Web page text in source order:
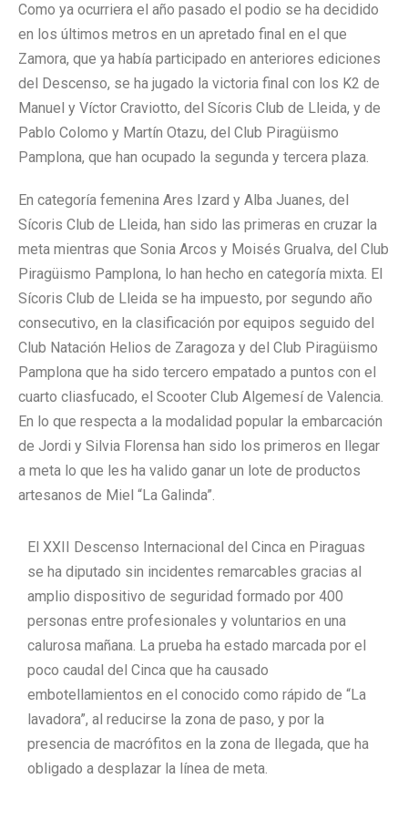
Como ya ocurriera el año pasado el podio se ha decidido
en los últimos metros en un apretado final en el que
Zamora, que ya había participado en anteriores ediciones
del Descenso, se ha jugado la victoria final con los K2 de
Manuel y Víctor Craviotto, del Sícoris Club de Lleida, y de
Pablo Colomo y Martín Otazu, del Club Piragüismo
Pamplona, que han ocupado la segunda y tercera plaza.
En categoría femenina Ares Izard y Alba Juanes, del
Sícoris Club de Lleida, han sido las primeras en cruzar la
meta mientras que Sonia Arcos y Moisés Grualva, del Club
Piragüismo Pamplona, lo han hecho en categoría mixta. El
Sícoris Club de Lleida se ha impuesto, por segundo año
consecutivo, en la clasificación por equipos seguido del
Club Natación Helios de Zaragoza y del Club Piragüismo
Pamplona que ha sido tercero empatado a puntos con el
cuarto cliasfucado, el Scooter Club Algemesí de Valencia.
En lo que respecta a la modalidad popular la embarcación
de Jordi y Silvia Florensa han sido los primeros en llegar
a meta lo que les ha valido ganar un lote de productos
artesanos de Miel “La Galinda”.
El XXII Descenso Internacional del Cinca en Piraguas
se ha diputado sin incidentes remarcables gracias al
amplio dispositivo de seguridad formado por 400
personas entre profesionales y voluntarios en una
calurosa mañana. La prueba ha estado marcada por el
poco caudal del Cinca que ha causado
embotellamientos en el conocido como rápido de “La
lavadora”, al reducirse la zona de paso, y por la
presencia de macrófitos en la zona de llegada, que ha
obligado a desplazar la línea de meta.